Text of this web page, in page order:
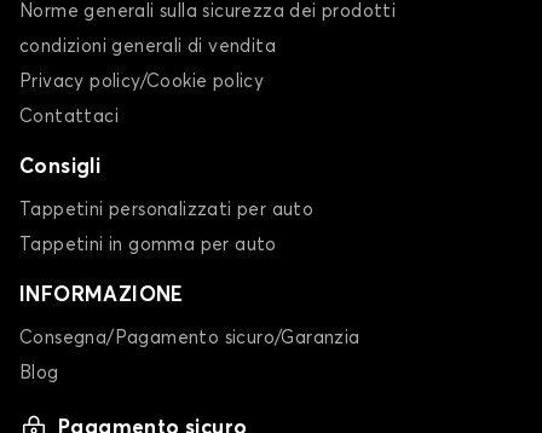
Norme generali sulla sicurezza dei prodotti
condizioni generali di vendita
Privacy policy/Cookie policy
Contattaci
Consigli
Tappetini personalizzati per auto
Tappetini in gomma per auto
INFORMAZIONE
Consegna/Pagamento sicuro/Garanzia
Blog